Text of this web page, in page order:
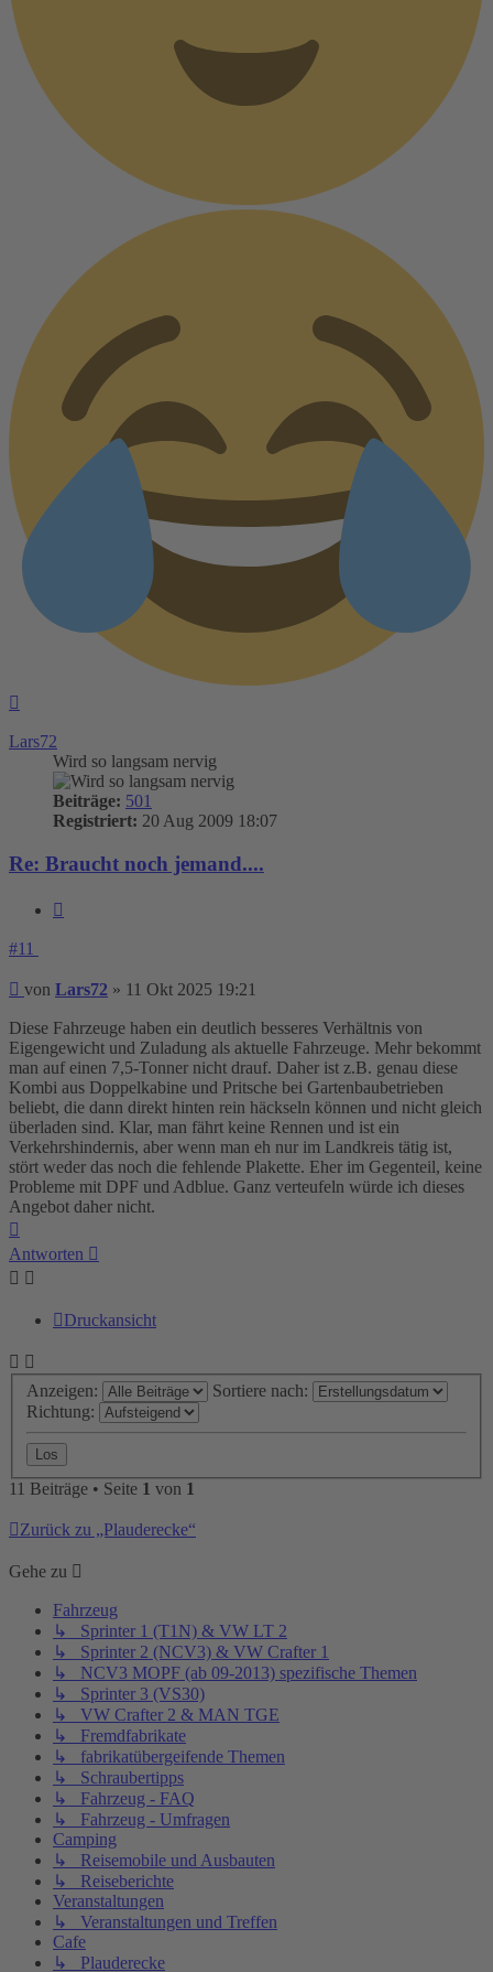
Lars72
Wird so langsam nervig
Beiträge: 501
Registriert: 20 Aug 2009 18:07
Re: Braucht noch jemand....
#11
Beitrag
von Lars72 » 11 Okt 2025 19:21
Diese Fahrzeuge haben ein deutlich besseres Verhältnis von
Eigengewicht und Zuladung als aktuelle Fahrzeuge. Mehr bekommt
man auf einen 7,5-Tonner nicht drauf. Daher ist z.B. genau diese
Kombi aus Doppelkabine und Pritsche bei Gartenbaubetrieben
beliebt, die dann direkt hinten rein häckseln können und nicht gleich
überladen sind. Klar, man fährt keine Rennen und ist ein
Verkehrshindernis, aber wenn man eh nur im Landkreis tätig ist,
stört weder das noch die fehlende Plakette. Eher im Gegenteil, keine
Probleme mit DPF und Adblue. Ganz verteufeln würde ich dieses
Angebot daher nicht.
Antworten
Druckansicht
Anzeigen:
Sortiere nach:
Richtung:
11 Beiträge • Seite 1 von 1
Zurück zu „Plauderecke“
Gehe zu
Fahrzeug
↳ Sprinter 1 (T1N) & VW LT 2
↳ Sprinter 2 (NCV3) & VW Crafter 1
↳ NCV3 MOPF (ab 09-2013) spezifische Themen
↳ Sprinter 3 (VS30)
↳ VW Crafter 2 & MAN TGE
↳ Fremdfabrikate
↳ fabrikatübergeifende Themen
↳ Schraubertipps
↳ Fahrzeug - FAQ
↳ Fahrzeug - Umfragen
Camping
↳ Reisemobile und Ausbauten
↳ Reiseberichte
Veranstaltungen
↳ Veranstaltungen und Treffen
Cafe
↳ Plauderecke